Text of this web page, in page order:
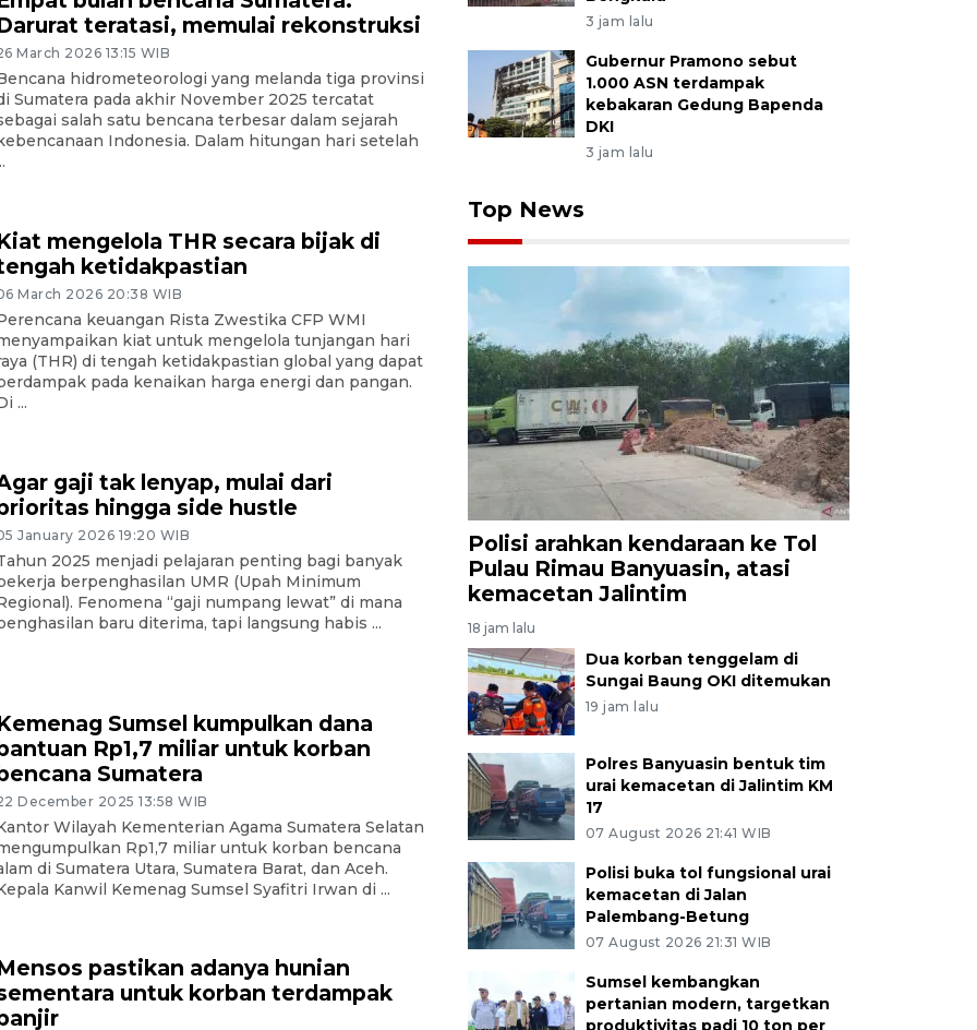
teratasi, memulai rekonstruksi
March 2026 13:15 WIB
hidrometeorologi yang melanda tiga provinsi
Sumatera pada akhir November 2025 tercatat
salah satu bencana terbesar dalam sejarah
Indonesia. Dalam hitungan hari setelah
mengelola THR secara bijak di
ketidakpastian
March 2026 20:38 WIB
keuangan Rista Zwestika CFP WMI
kiat untuk mengelola tunjangan hari
(THR) di tengah ketidakpastian global yang dapat
pada kenaikan harga energi dan pangan.
...
gaji tak lenyap, mulai dari
hingga side hustle
January 2026 19:20 WIB
2025 menjadi pelajaran penting bagi banyak
berpenghasilan UMR (Upah Minimum
Fenomena “gaji numpang lewat” di mana
baru diterima, tapi langsung habis ...
Sumsel kumpulkan dana
Rp1,7 miliar untuk korban
Sumatera
December 2025 13:58 WIB
Wilayah Kementerian Agama Sumatera Selatan
Rp1,7 miliar untuk korban bencana
di Sumatera Utara, Sumatera Barat, dan Aceh.
Kanwil Kemenag Sumsel Syafitri Irwan di ...
pastikan adanya hunian
untuk korban terdampak
3 jam lalu
Gubernur Pramono sebut
1.000 ASN terdampak
kebakaran Gedung Bapenda
DKI
3 jam lalu
Top News
Polisi arahkan kendaraan ke Tol
Pulau Rimau Banyuasin, atasi
kemacetan Jalintim
18 jam lalu
Dua korban tenggelam di
Sungai Baung OKI ditemukan
19 jam lalu
Polres Banyuasin bentuk tim
urai kemacetan di Jalintim KM
17
07 August 2026 21:41 WIB
Polisi buka tol fungsional urai
kemacetan di Jalan
Palembang-Betung
07 August 2026 21:31 WIB
Sumsel kembangkan
pertanian modern, targetkan
produktivitas padi 10 ton per